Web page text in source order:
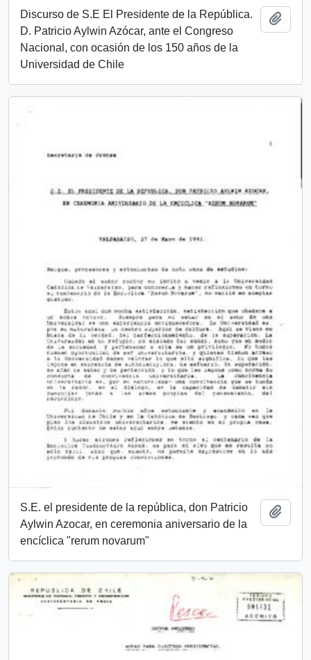
Discurso de S.E El Presidente de la República.
D. Patricio Aylwin Azócar, ante el Congreso
Nacional, con ocasión de los 150 años de la
Universidad de Chile
S.E. el presidente de la república, don Patricio
Aylwin Azocar, en ceremonia aniversario de la
encíclica "rerum novarum"